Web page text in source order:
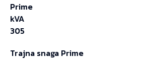
Prime
kVA
305
Trajna snaga Prime